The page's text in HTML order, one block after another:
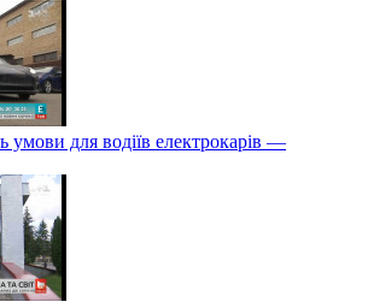
умови для водіїв електрокарів —